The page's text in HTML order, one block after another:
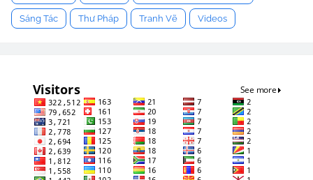
Sáng Tác Thư Pháp Tranh Vẽ Videos